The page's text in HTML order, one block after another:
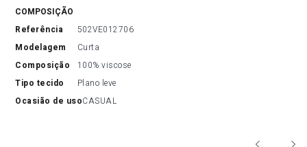
COMPOSIÇÃO
referência
502VE012706
modelagem
Curta
composição
100% viscose
tipo tecido
Plano leve
ocasião de usoCASUAL